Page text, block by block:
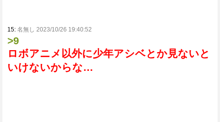
15: 名無し 2023/10/26 19:40:52
>9
ロボアニメ以外に少年アシベとか見ないと
いけないからな…